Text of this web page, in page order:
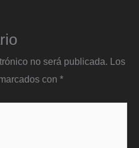
no será publicada. Los
con *